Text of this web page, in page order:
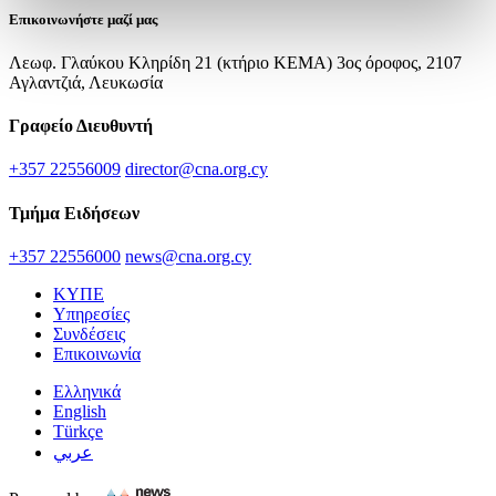
Επικοινωνήστε μαζί μας
Λεωφ. Γλαύκου Κληρίδη 21 (κτήριο ΚΕΜΑ) 3ος όροφος, 2107
Αγλαντζιά, Λευκωσία
Γραφείο Διευθυντή
+357 22556009 director@cna.org.cy
Τμήμα Ειδήσεων
+357 22556000 news@cna.org.cy
ΚΥΠΕ
Υπηρεσίες
Συνδέσεις
Επικοινωνία
Ελληνικά
English
Türkçe
عربي